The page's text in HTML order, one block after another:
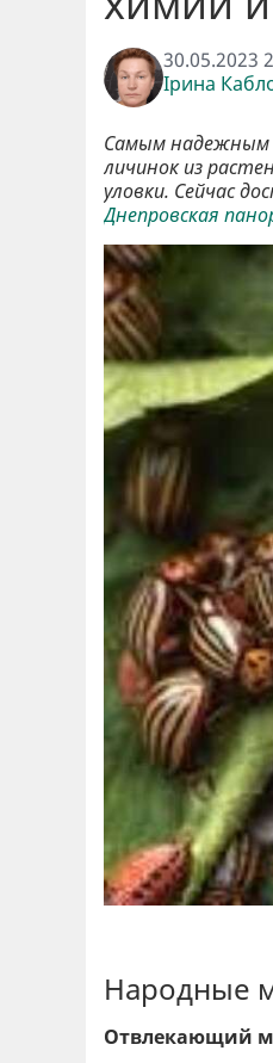
30.05.2023
Ірина
Самым надежным
личинок из
уловки. Сейчас
Днепровская
Народные
Отвлекающий